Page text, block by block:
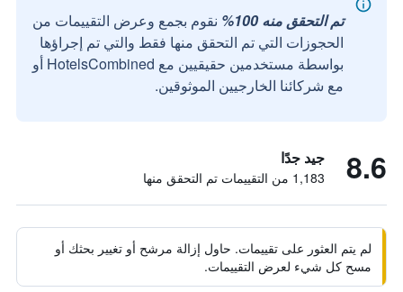
تم التحقق منه 100%
نقوم بجمع وعرض التقييمات من
الحجوزات التي تم التحقق منها فقط والتي تم إجراؤها
بواسطة مستخدمين حقيقيين مع HotelsCombined أو
مع شركائنا الخارجيين الموثوقين.
8.6 جيد جدًا
1,183 من التقييمات تم التحقق منها
لم يتم العثور على تقييمات. حاول إزالة مرشح أو تغيير بحثك أو
مسح كل شيء لعرض التقييمات.